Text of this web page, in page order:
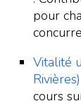
pour
Vitalité
Rivières)
cours